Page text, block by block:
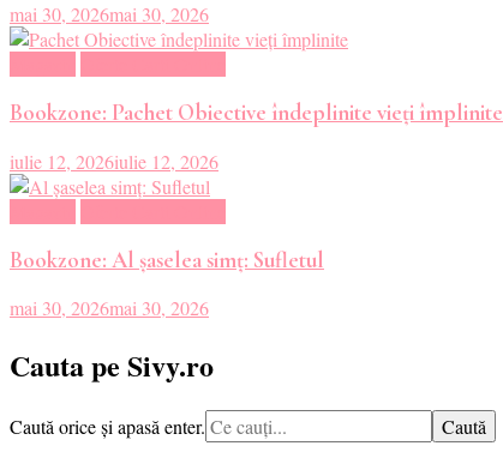
mai 30, 2026mai 30, 2026
Bookzone: Pachet Obiective îndeplinite vieți împlinite
iulie 12, 2026iulie 12, 2026
Bookzone: Al șaselea simț: Sufletul
mai 30, 2026mai 30, 2026
Cauta pe Sivy.ro
Cauți
Caută orice și apasă enter.